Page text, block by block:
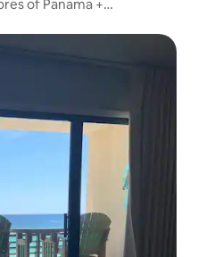
of Panama +
hóspedes